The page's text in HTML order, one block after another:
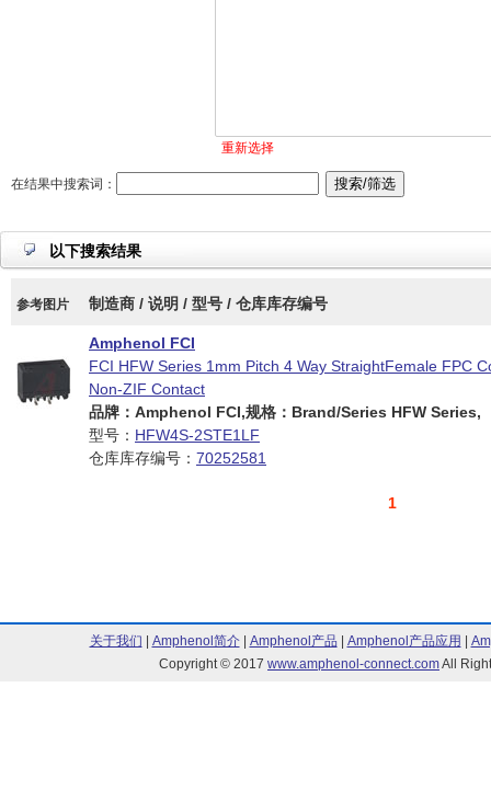
重新选择
在结果中搜索词：
以下搜索结果
参考图片 制造商 / 说明 / 型号 / 仓库库存编号
Amphenol FCI
FCI HFW Series 1mm Pitch 4 Way StraightFemale FPC
Non-ZIF Contact
品牌：Amphenol FCI,规格：Brand/Series HFW Series,
型号： HFW4S-2STE1LF
仓库库存编号： 70252581
1
关于我们 Amphenol简介| Amphenol产品 Amphenol产品应用
Copyright © 2017 www.amphenol-connect.comAll